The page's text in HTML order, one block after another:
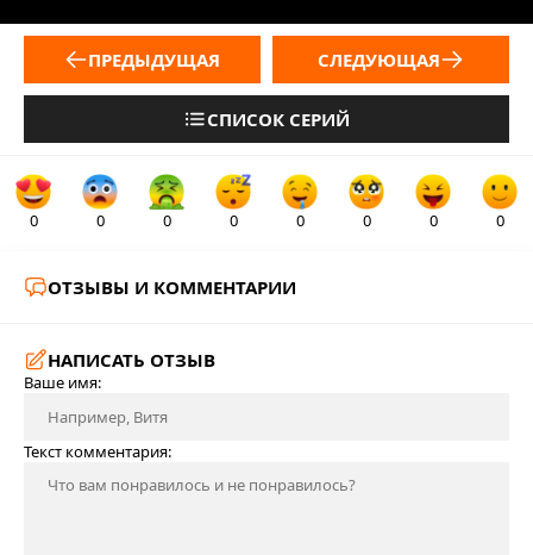
ПРЕДЫДУЩАЯ
СПИСОК СЕРИЙ
СЛЕДУЮЩАЯ
0 0 0 0 0 0 0 0
ОТЗЫВЫ И КОММЕНТАРИИ
НАПИСАТЬ ОТЗЫВ
Ваше имя:
Текст комментария: